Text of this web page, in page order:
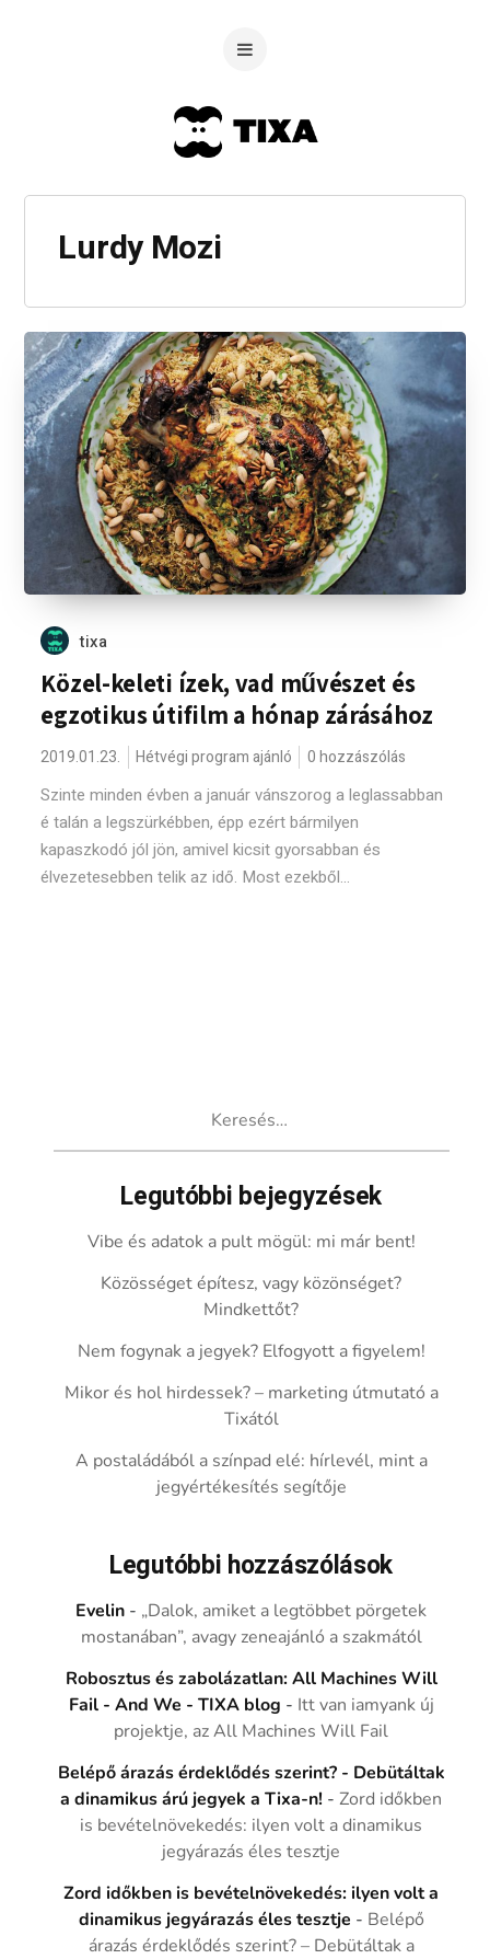
Lurdy Mozi
tixa
Közel-keleti ízek, vad művészet és
egzotikus útifilm a hónap zárásához
2019.01.23. Hétvégi program ajánló 0 hozzászólás
Szinte minden évben a január vánszorog a leglassabban
é talán a legszürkébben, épp ezért bármilyen
kapaszkodó jól jön, amivel kicsit gyorsabban és
élvezetesebben telik az idő. Most ezekből...
Legutóbbi bejegyzések
Vibe és adatok a pult mögül: mi már bent!
Közösséget építesz, vagy közönséget?
Mindkettőt?
Nem fogynak a jegyek? Elfogyott a figyelem!
Mikor és hol hirdessek? – marketing útmutató a
Tixától
A postaládából a színpad elé: hírlevél, mint a
jegyértékesítés segítője
Legutóbbi hozzászólások
Evelin - „Dalok, amiket a legtöbbet pörgetek
mostanában”, avagy zeneajánló a szakmától
Robosztus és zabolázatlan: All Machines Will
Fail - And We - TIXA blog - Itt van iamyank új
projektje, az All Machines Will Fail
Belépő árazás érdeklődés szerint? - Debütáltak
a dinamikus árú jegyek a Tixa-n! -Zord időkben
is bevételnövekedés: ilyen volt a dinamikus
jegyárazás éles tesztje
Zord időkben is bevételnövekedés: ilyen volt a
dinamikus jegyárazás éles tesztje - Belépő
árazás érdeklődés szerint? – Debütáltak a